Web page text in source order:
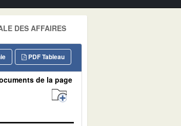
DES AFFAIRES
PDF Tableau
de la page